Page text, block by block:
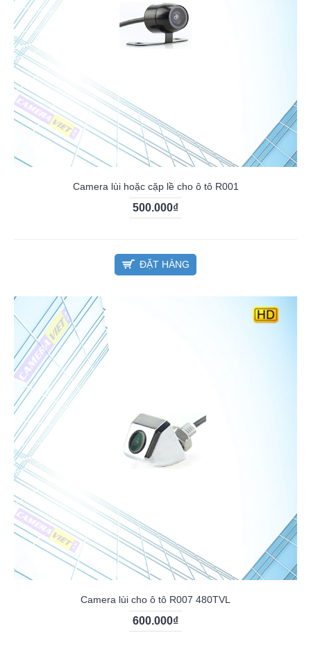
Camera lùi hoặc cặp lề cho ô tô R001
500.000₫
ĐẶT HÀNG
Camera lùi cho ô tô R007 480TVL
600.000₫